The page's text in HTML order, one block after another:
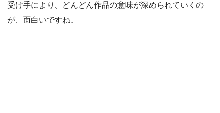
受け手により、どんどん作品の意味が深められていくの
が、面白いですね。